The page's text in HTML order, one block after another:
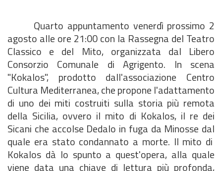
Quarto appuntamento venerdì prossimo 2
agosto alle ore 21:00 con la Rassegna del Teatro
Classico e del Mito, organizzata dal Libero
Consorzio Comunale di Agrigento. In scena
"Kokalos", prodotto dall'associazione Centro
Cultura Mediterranea, che propone l'adattamento
di uno dei miti costruiti sulla storia più remota
della Sicilia, ovvero il mito di Kokalos, il re dei
Sicani che accolse Dedalo in fuga da Minosse dal
quale era stato condannato a morte. Il mito di
Kokalos dà lo spunto a quest'opera, alla quale
viene data una chiave di lettura più profonda,